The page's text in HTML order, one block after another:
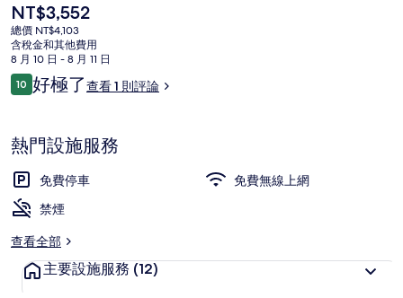
目
前
的
價
格
是
NT$3,552
總價 NT$4,103
含稅金和其他費用
8 月 10 日 - 8 月 11 日
評
論
1010 分，滿分 10 分，
好極了查看 1 則評論
熱門設施服務
免費停車
免費無線上網
禁煙
查看全部
主要設施服務 (12)